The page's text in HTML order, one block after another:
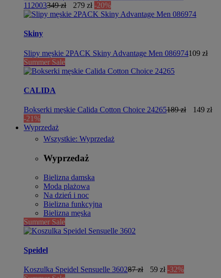
112003349 zł 279 zł -20%
Skiny
Slipy męskie 2PACK Skiny Advantage Men 086974109 zł
Summer Sale
CALIDA
Bokserki męskie Calida Cotton Choice 24265189 zł
149 zł
-21%
Wyprzedaż
Wszystkie: Wyprzedaż
Wyprzedaż
Bielizna damska
Moda plażowa
Na dzień i noc
Bielizna funkcyjna
Bielizna męska
Summer Sale
Speidel
Koszulka Speidel Sensuelle 360287 zł 59 zł -32%